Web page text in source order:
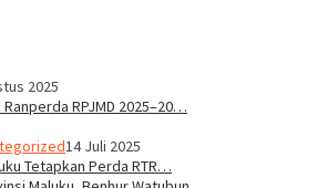
2025
RPJMD 2025–20…
14 Juli 2025
Tetapkan Perda RTR…